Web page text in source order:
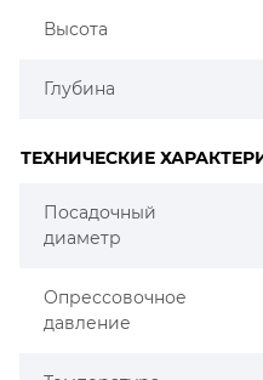
Высота
Глубина
ТЕХНИЧЕСКИЕ
Посадочный
диаметр
Опрессовочное
давление